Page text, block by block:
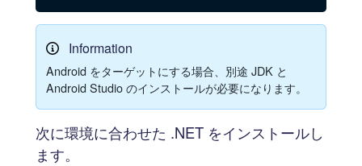
Information
Android をターゲットにする場合、別途 JDK と
Android Studio のインストールが必要になります。
次に環境に合わせた .NET をインストールし
ます。